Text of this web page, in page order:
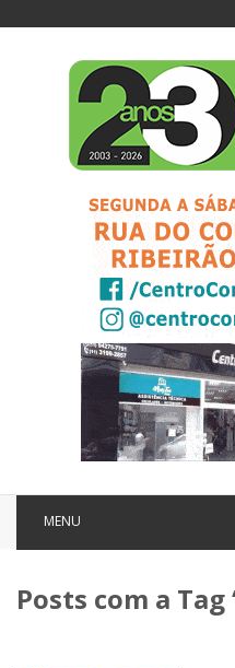
MENU
Posts com a Tag